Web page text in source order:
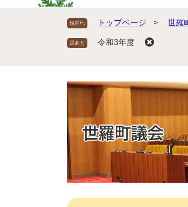
現在地 トップページ > 世羅
令和3年度
世羅町議会
本